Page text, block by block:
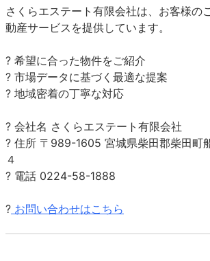
さくらエステート有限会社は、お客様の
動産サービスを提供しています。
? 希望に合った物件をご紹介
? 市場データに基づく最適な提案
? 地域密着の丁寧な対応
? 会社名 さくらエステート有限会社
? 住所 〒989-1605 宮城県柴田郡柴田町
４
? 電話 0224-58-1888
? お問い合わせはこちら